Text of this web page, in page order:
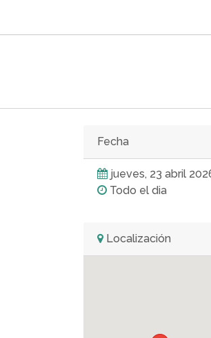
Fecha
jueves, 23 abril
Todo el dia
Localización